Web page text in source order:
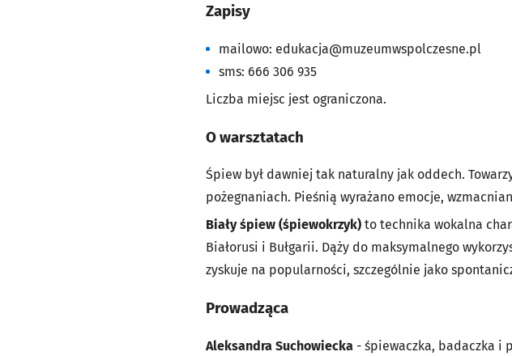
Zapisy
mailowo: edukacja@muzeumwspolczesne.pl
sms: 666 306 935
Liczba miejsc jest ograniczona.
O warsztatach
Śpiew był dawniej tak naturalny jak oddech.
pożegnaniach. Pieśnią wyrażano emocje,
Biały śpiew (śpiewokrzyk) to technika wokalna
Białorusi i Bułgarii. Dąży do maksymalnego
zyskuje na popularności, szczególnie jako
Prowadząca
Aleksandra Suchowiecka - śpiewaczka, badaczka i